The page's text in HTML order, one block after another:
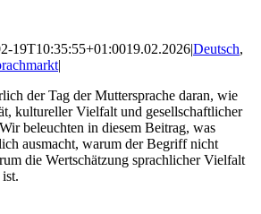
19T10:35:55+01:0019.02.2026|Deutsch,
|
der Tag der Muttersprache daran, wie
kultureller Vielfalt und gesellschaftlicher
beleuchten in diesem Beitrag, was
ausmacht, warum der Begriff nicht
die Wertschätzung sprachlicher Vielfalt